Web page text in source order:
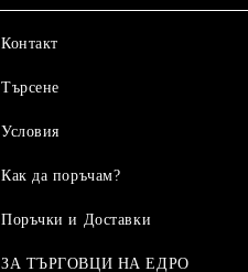
Контакт
Търсене
Условия
Как да поръчам?
Поръчки и Доставки
ЗА ТЪРГОВЦИ НА ЕДРО